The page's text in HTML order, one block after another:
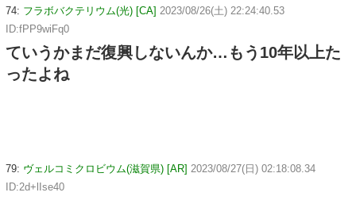
74: フラボバクテリウム(光) [CA] 2023/08/26(土) 22:24:40.53
ID:fPP9wiFq0
ていうかまだ復興しないんか…もう10年以上た
ったよね
79: ヴェルコミクロビウム(滋賀県) [AR] 2023/08/27(日) 02:18:08.34
ID:2d+lIse40